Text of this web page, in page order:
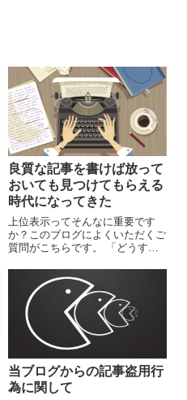
良質な記事を書けば放って
おいても見つけてもらえる
時代になってきた
上位表示ってそんなに重要です
か？このブログによくいただくご
質問がこちらです。 「どうすれ
イトを作ったけれど、なかなか上
位表示されない･･･」 「上位表示
されても、すぐに順...
当ブログからの記事盗用行
為に関して